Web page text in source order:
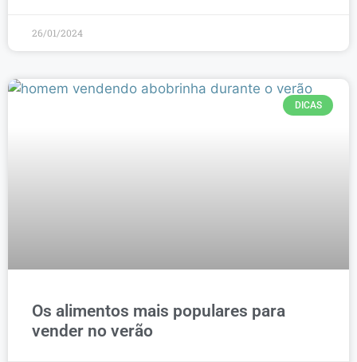
26/01/2024
DICAS
Os alimentos mais populares para
vender no verão